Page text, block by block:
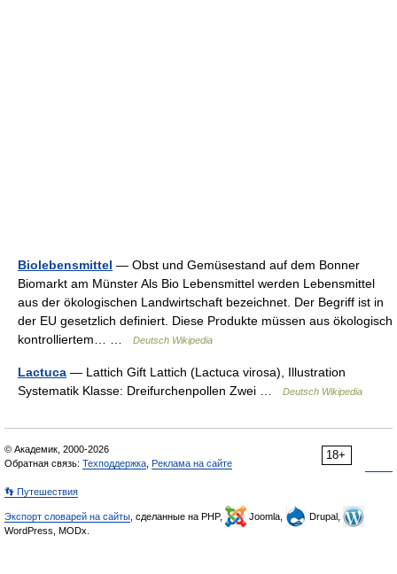
Biolebensmittel — Obst und Gemüsestand auf dem Bonner
Biomarkt am Münster Als Bio Lebensmittel werden Lebensmittel
aus der ökologischen Landwirtschaft bezeichnet. Der Begriff ist in
der EU gesetzlich definiert. Diese Produkte müssen aus ökologisch
kontrolliertem… …
Deutsch Wikipedia
Lactuca — Lattich Gift Lattich (Lactuca virosa), Illustration
Systematik Klasse: Dreifurchenpollen Zwei …
Deutsch Wikipedia
18+
© Академик, 2000-2026
Обратная связь: Техподдержка Реклама на сайте
👣 Путешествия
Экспорт словарей на сайты , сделанные на PHP, Joomla,
Drupal,
WordPress, MODx.